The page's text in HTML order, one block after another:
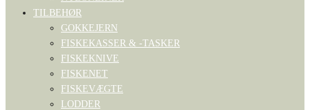
TILBEHØR
GOKKEJERN
FISKEKASSER & -TASKER
FISKEKNIVE
FISKENET
FISKEVÆGTE
LODDER